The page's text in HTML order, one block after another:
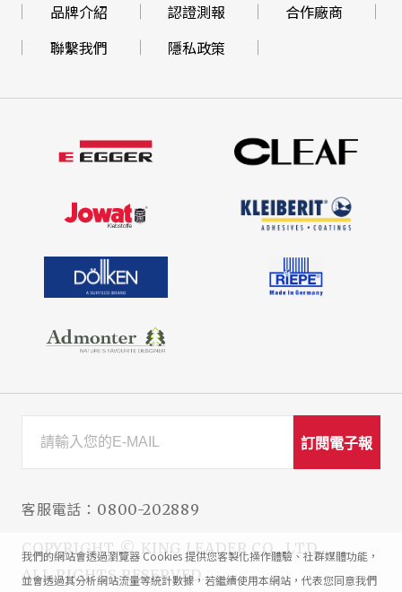
品牌介紹
認證測報
合作廠商
聯繫我們
隱私政策
訂閱電子報
客服電話： 0800-202889
COPYRIGHT © KING LEADER CO., LTD.
ALL RIGHTS RESERVED.
我們的網站會透過瀏覽器 Cookies 提供您客製化操作體驗、社群媒體功能，
並會透過其分析網站流量等統計數據，若繼續使用本網站，代表您同意我們